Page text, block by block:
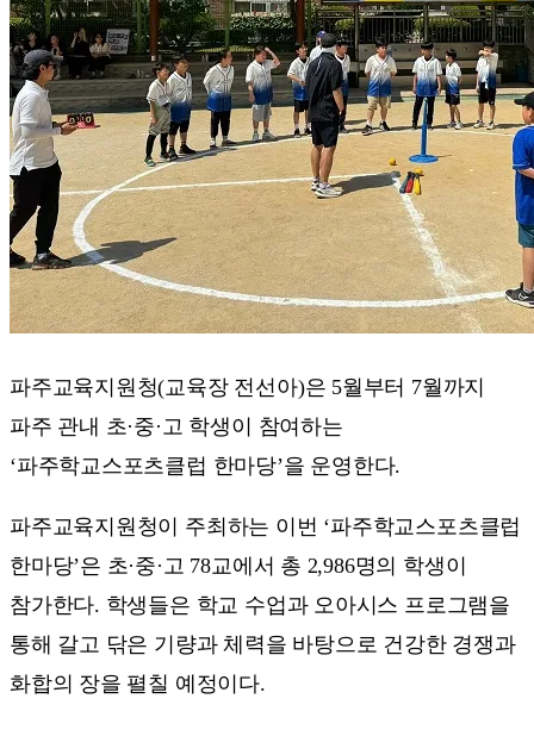
파주교육지원청(교육장 전선아)은 5월부터 7월까지
파주 관내 초·중·고 학생이 참여하는
‘파주학교스포츠클럽 한마당’을 운영한다.
파주교육지원청이 주최하는 이번 ‘파주학교스포츠클럽
한마당’은 초·중·고 78교에서 총 2,986명의 학생이
참가한다. 학생들은 학교 수업과 오아시스 프로그램을
통해 갈고 닦은 기량과 체력을 바탕으로 건강한 경쟁과
화합의 장을 펼칠 예정이다.